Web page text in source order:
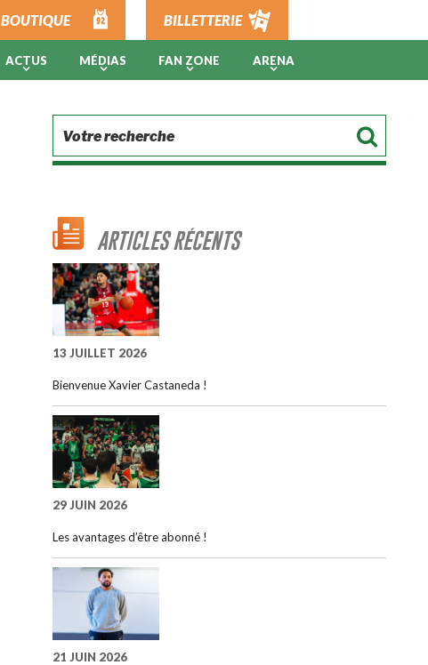
BOUTIQUE BILLETTERIE
ACTUS MÉDIAS FAN ZONE ARENA
ARTICLES RÉCENTS
13 JUILLET 2026
Bienvenue Xavier Castaneda !
29 JUIN 2026
Les avantages d’être abonné !
21 JUIN 2026